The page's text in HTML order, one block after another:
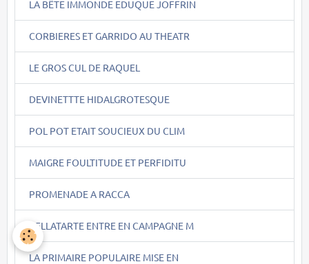
LA BÊTE IMMONDE EDUQUE JOFFRIN
CORBIERES ET GARRIDO AU THEATR
LE GROS CUL DE RAQUEL
DEVINETTTE HIDALGROTESQUE
POL POT ETAIT SOUCIEUX DU CLIM
MAIGRE FOULTITUDE ET PERFIDITU
PROMENADE A RACCA
BELLATARTE ENTRE EN CAMPAGNE M
LA PRIMAIRE POPULAIRE MISE EN